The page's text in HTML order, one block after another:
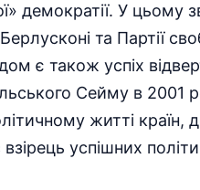
демократії. У цьому
та Партії
є також успіх
Сейму в 2001
житті країн,
успішних